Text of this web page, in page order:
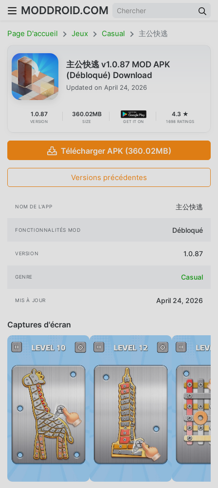
MODDROID.COM
Page D'accueil Jeux Casual 主公快逃
主公快逃 v1.0.87 MOD APK
(Débloqué) Download
Updated on April 24, 2026
1.0.87
VERSION
360.02MB
SIZE GET IT ON
4.3 ★
1698 RATINGS
Télécharger APK (360.02MB)
Versions précédentes
NOM DE L'APP 主公快逃
FONCTIONNALITÉS MOD Débloqué
VERSION 1.0.87
GENRE Casual
MIS À JOUR April 24, 2026
Captures d'écran